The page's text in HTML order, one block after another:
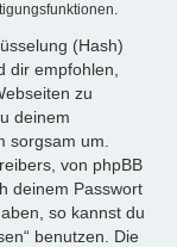
(Hash)
dir empfohlen,
zu
deinem
sorgsam um.
von phpBB
deinem Passwort
so kannst du
benutzen. Die